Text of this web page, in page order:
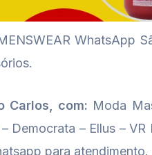
WhatsApp
Carlos, com: Moda
Democrata – Ellus –
para atendimento.